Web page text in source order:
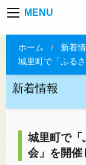
MENU
ホーム
新着
城里町で「ふる
新着情報
城里町で「
会」を開催